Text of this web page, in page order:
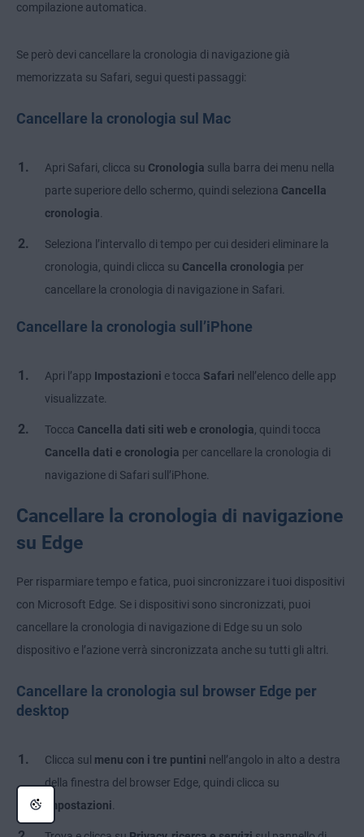
compilazione automatica.
Se però devi cancellare la cronologia di navigazione già
memorizzata su Safari, segui questi passaggi:
Cancellare la cronologia sul Mac
Apri Safari, clicca su Cronologia sulla barra dei menu nella
parte superiore dello schermo, quindi seleziona Cancella
cronologia.
Seleziona l’intervallo di tempo per cui desideri eliminare la
cronologia, quindi clicca su Cancella cronologia per
cancellare la cronologia di navigazione in Safari.
Cancellare la cronologia sull’iPhone
Apri l’app Impostazioni e tocca Safari nell’elenco delle app
visualizzate.
Tocca Cancella dati siti web e cronologia, quindi tocca
Cancella dati e cronologia per cancellare la cronologia di
navigazione di Safari sull’iPhone.
Cancellare la cronologia di navigazione
su Edge
Per risparmiare tempo e fatica, puoi sincronizzare i tuoi dispositivi
con Microsoft Edge. Se i dispositivi sono sincronizzati, puoi
cancellare la cronologia di navigazione di Edge su un solo
dispositivo e l’azione verrà sincronizzata anche su tutti gli altri.
Cancellare la cronologia sul browser Edge per
desktop
Clicca sul menu con i tre puntini nell’angolo in alto a destra
della finestra del browser Edge, quindi clicca su
Impostazioni.